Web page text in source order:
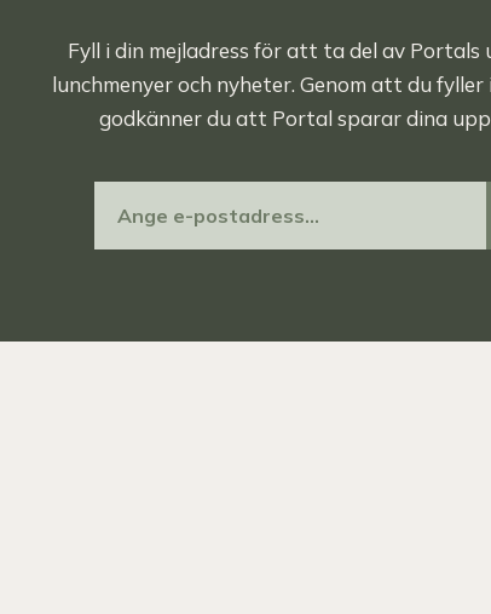
Fyll i din mejladress för att ta del av Portals
lunchmenyer och nyheter. Genom att du
godkänner du att Portal sparar dina